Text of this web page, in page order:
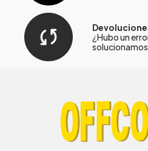
¿Hubo un
solucionamos.